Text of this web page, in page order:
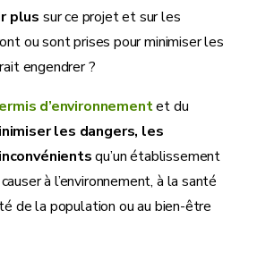
plus sur ce projet et sur les
ou sont prises pour minimiser les
engendrer ?
d’environnementet du
les dangers, les
qu’un établissement
à l’environnement, à la santé
de la population ou au bien-être